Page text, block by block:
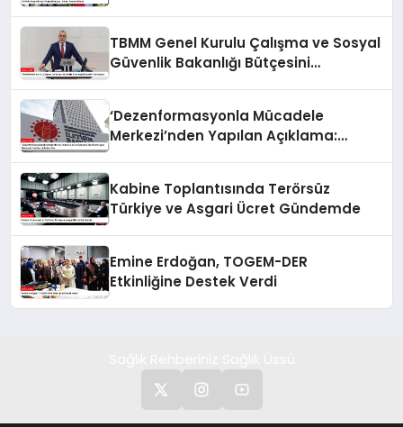
TBMM Genel Kurulu Çalışma ve Sosyal
Güvenlik Bakanlığı Bütçesini
‘Dezenformasyonla Mücadele
Merkezi’nden Yapılan Açıklama:
Kabine Toplantısında Terörsüz
Türkiye ve Asgari Ücret Gündemde
Emine Erdoğan, TOGEM-DER
Etkinliğine Destek Verdi